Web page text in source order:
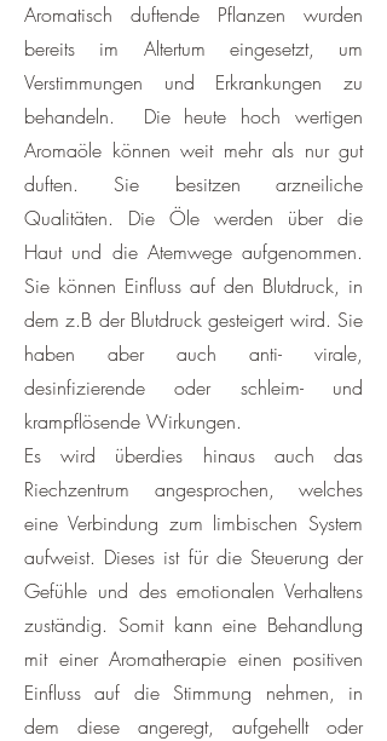
Aromatisch duftende Pflanzen wurden
bereits im Altertum eingesetzt, um
Verstimmungen und Erkrankungen zu
behandeln. Die heute hoch wertigen
Aromaöle können weit mehr als nur gut
duften. Sie besitzen arzneiliche
Qualitäten. Die Öle werden über die
Haut und die Atemwege aufgenommen.
Sie können Einfluss auf den Blutdruck, in
dem z.B der Blutdruck gesteigert wird. Sie
haben aber auch anti- virale,
desinfizierende oder schleim- und
krampflösende Wirkungen.
Es wird überdies hinaus auch das
Riechzentrum angesprochen, welches
eine Verbindung zum limbischen System
aufweist. Dieses ist für die Steuerung der
Gefühle und des emotionalen Verhaltens
zuständig. Somit kann eine Behandlung
mit einer Aromatherapie einen positiven
Einfluss auf die Stimmung nehmen, in
dem diese angeregt, aufgehellt oder